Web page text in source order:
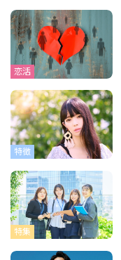
恋活
特徴
特集